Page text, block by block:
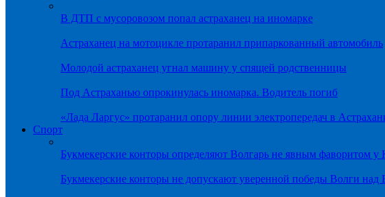
В ДТП с мусоровозом попал астраханец на иномарке
Астраханец на мотоцикле протаранил припаркованный автомобиль
Молодой астраханец угнал машину у спящей родственницы
Под Астраханью опрокинулась иномарка. Водитель погиб
«Лада Ларгус» протаранил опору линии электропередач в
Спорт
Букмекерские конторы определяют Волгарь не явным фаворитом
Букмекерские конторы не допускают уверенной победы Волги над